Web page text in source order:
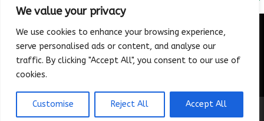
We value your privacy
We use cookies to enhance your browsing experience,
serve personalised ads or content, and analyse our
traffic. By clicking "Accept All", you consent to our use of
cookies.
Customise Reject All Accept All
ALGEMENE VOORWAARDEN
Verzending & Bezorging
Retouren & Ruilen
© 2026 Vos Autospeciaalzaak. All Rights Reserved.